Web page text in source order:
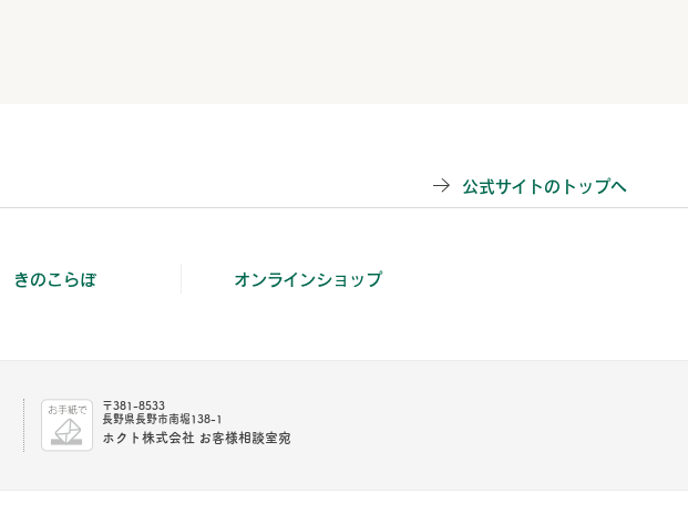
公式サイトのトップへ
きのこらぼ オンラインショップ
〒381-8533
長野県長野市南堀138-1
ホクト株式会社 お客様相談室宛